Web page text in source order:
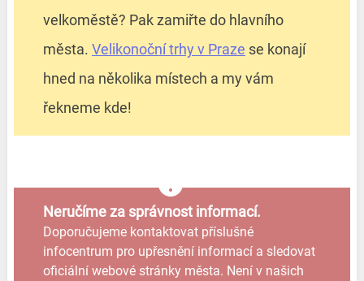
velkoměstě? Pak zamiřte do hlavního
města. Velikonoční trhy v Praze se konají
hned na několika místech a my vám
řekneme kde!
Neručíme za správnost informací.
Doporučujeme kontaktovat příslušné
infocentrum pro upřesnění informací a sledovat
oficiální webové stránky města. Není v našich